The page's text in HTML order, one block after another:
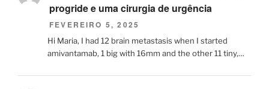
progride e uma cirurgia de urgência
FEVEREIRO 5, 2025
Hi Maria, I had 12 brain metastasis when I started
amivantamab, 1 big with 16mm and the other 11 tiny,…